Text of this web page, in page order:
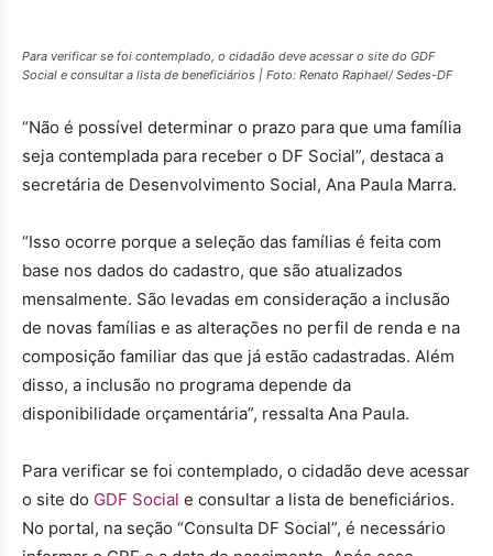
Para verificar se foi contemplado, o cidadão deve acessar o site do GDF
Social e consultar a lista de beneficiários | Foto: Renato Raphael/ Sedes-DF
“Não é possível determinar o prazo para que uma família
seja contemplada para receber o DF Social”, destaca a
secretária de Desenvolvimento Social, Ana Paula Marra.
“Isso ocorre porque a seleção das famílias é feita com
base nos dados do cadastro, que são atualizados
mensalmente. São levadas em consideração a inclusão
de novas famílias e as alterações no perfil de renda e na
composição familiar das que já estão cadastradas. Além
disso, a inclusão no programa depende da
disponibilidade orçamentária”, ressalta Ana Paula.
Para verificar se foi contemplado, o cidadão deve acessar
o site do GDF Social e consultar a lista de beneficiários.
No portal, na seção “Consulta DF Social”, é necessário